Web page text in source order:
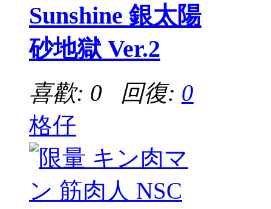
Sunshine 銀太陽
砂地獄 Ver.2
喜歡: 0 回復: 0
格仔